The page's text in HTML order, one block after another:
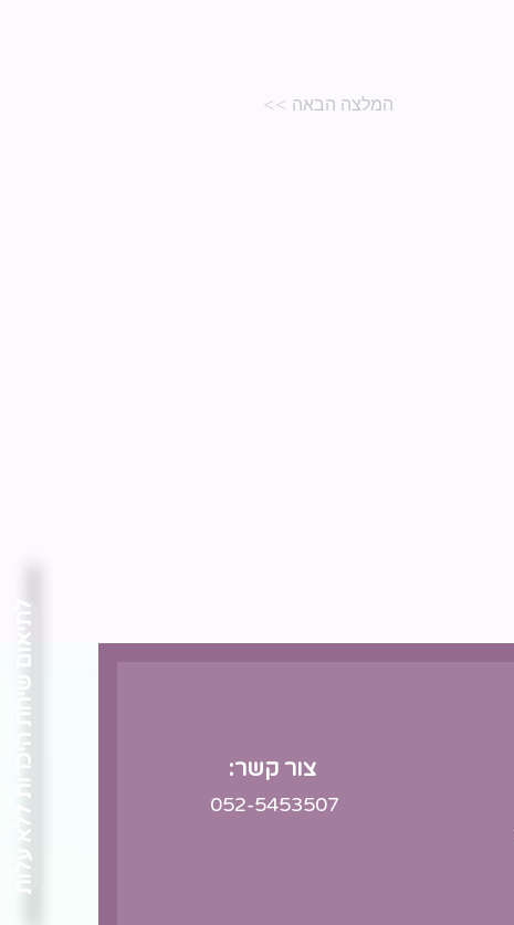
המלצה הבאה >>
לתיאום שיחת היכרות ללא עלות צור קשר:
052-5453507